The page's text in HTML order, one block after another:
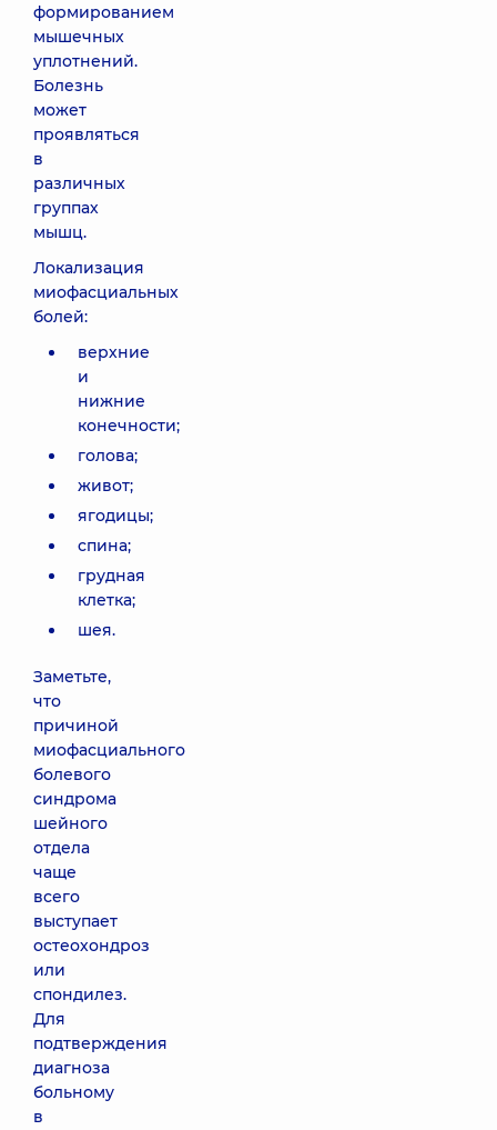
формированием
мышечных
уплотнений.
Болезнь
может
проявляться
в
различных
группах
мышц.
Локализация
миофасциальных
болей:
верхние
и
нижние
конечности;
голова;
живот;
ягодицы;
спина;
грудная
клетка;
шея.
Заметьте,
что
причиной
миофасциального
болевого
синдрома
шейного
отдела
чаще
всего
выступает
остеохондроз
или
спондилез.
Для
подтверждения
диагноза
больному
в